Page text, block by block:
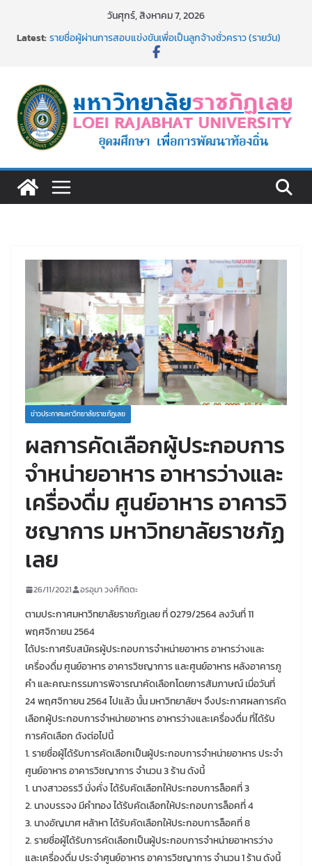
วันศุกร์, สิงหาคม 7, 2026
Latest:รายชื่อผู้ผ่านการสอบแข่งขันเพื่อเป็นลูกจ้างชั่วคราว (รายวัน)
สังกัดมหาวิทยาลัยราชภัฏเลย ด้วยเงินนอกงบประมาณ ประเภท
สนับสนุน สังกัดมหาวิทยาลัยราชภัฏเลย ครั้งที่ 2/2569
อธิการบดี มรภ.เลย ร่วมประชุมชี้แจงกับคณะอนุกรรมาธิการ
ประจำปีงบประมาณ พ.ศ. 2570
ประกาศผู้ชนะการเสนอราคา จ้างทำปกปริญญาบัตร จำนวน
๑,๙๗๒ ชุด โดยวิธีเฉพาะเจาะจง
บำเพ็ญสาธารณกุศล 69
ข่าวประกาศมหาวิทยาลัยราชภัฏเลย
ผลการคัดเลือกผู้ประกอบการ
จำหน่ายอาหาร อาหารว่างและ
เครื่องดื่ม ศูนย์อาหาร อาคารวิ
ชญาการ มหาวิทยาลัยราชภัฏ
เลย
26/11/2021 อรอุมา วงศ์กิตตะ
ตามประกาศมหาวิทยาลัยราชภัฏเลย ที่ 0279/2564 ลงวันที่ 11
พฤศจิกายน 2564
ได้ประกาศรับสมัครผู้ประกอบการจำหน่ายอาหาร อาหารว่างและ
เครื่องดื่ม ศูนย์อาหาร อาคารวิชญาการ และศูนย์อาหาร หลังอาคารภู
คำ และคณะกรรมการพิจารณาคัดเลือกโดยการสัมภาษณ์ เมื่อวันที่
24 พฤศจิกายน 2564 ไปแล้ว นั้น มหาวิทยาลัยฯ จึงประกาศผลการคัด
เลือกผู้ประกอบการจำหน่ายอาหาร อาหารว่างและเครื่องดื่ม ที่ได้รับ
การคัดเลือก ดังต่อไปนี้
1. รายชื่อผู้ได้รับการคัดเลือกเป็นผู้ประกอบการจำหน่ายอาหาร ประจำ
ศูนย์อาหาร อาคารวิชญาการ จำนวน 3 ร้าน ดังนี้
1. นางสาวอรรวี มั่งคั่ง ได้รับคัดเลือกให้ประกอบการล็อคที่ 3
2. นางบรรจง มีคำทอง ได้รับคัดเลือกให้ประกอบการล็อคที่ 4
3. นางอัญมาศ หล้าหา ได้รับคัดเลือกให้ประกอบการล็อคที่ 8
2. รายชื่อผู้ได้รับการคัดเลือกเป็นผู้ประกอบการจำหน่ายอาหารว่าง
และเครื่องดื่ม ประจำศูนย์อาหาร อาคารวิชญาการ จำนวน 1 ร้าน ดังนี้